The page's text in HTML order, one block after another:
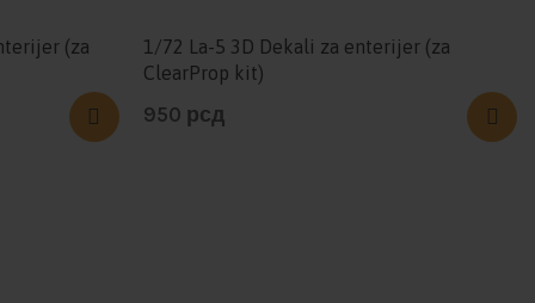
(za
1/72 La-5 3D Dekali za enterijer (za
ClearProp kit)
950 рсд